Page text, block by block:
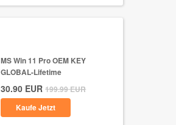
MS Win 11 Pro OEM KEY
GLOBAL-Lifetime
30.90 EUR 199.99EUR
Kaufe Jetzt